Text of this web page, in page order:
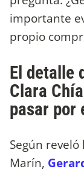
importante
propio
El detalle
Clara
pasar por
Según
Marín,